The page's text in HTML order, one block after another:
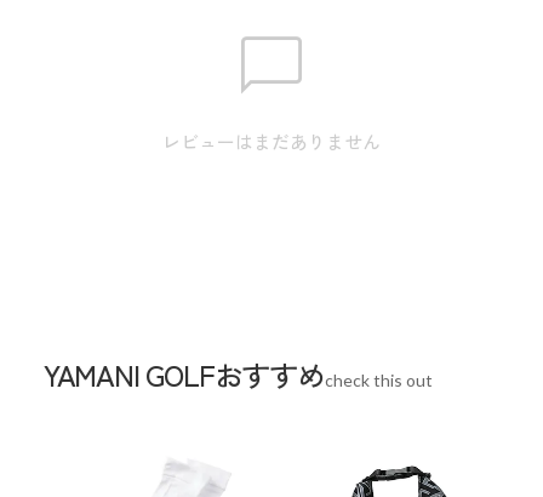
【M】肩幅:38.0 / 身幅:48.0 / 裾幅:47.0 / 袖丈:61.0 / 着
/ 着丈:64.0 ※本表示は実寸となります。またアパレル商品タ
レビューはまだありません
YAMANI GOLFおすすめcheck this out